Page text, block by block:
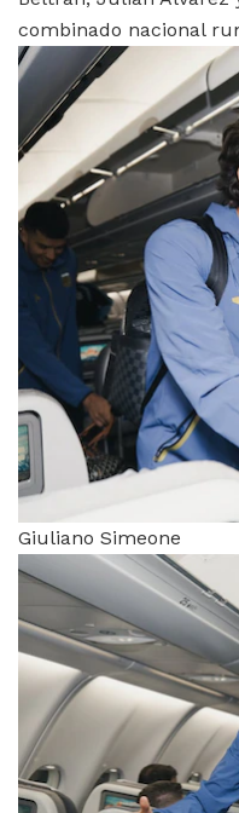
combinado nacional
Giuliano Simeone